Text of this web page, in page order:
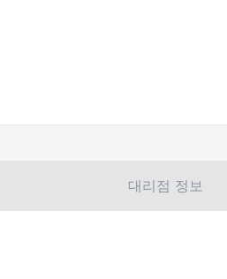
대리점 정보